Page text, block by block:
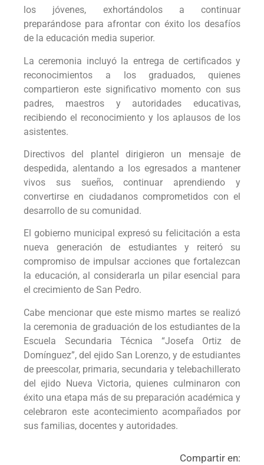
los jóvenes, exhortándolos a continuar
preparándose para afrontar con éxito los desafíos
de la educación media superior.
La ceremonia incluyó la entrega de certificados y
reconocimientos a los graduados, quienes
compartieron este significativo momento con sus
padres, maestros y autoridades educativas,
recibiendo el reconocimiento y los aplausos de los
asistentes.
Directivos del plantel dirigieron un mensaje de
despedida, alentando a los egresados a mantener
vivos sus sueños, continuar aprendiendo y
convertirse en ciudadanos comprometidos con el
desarrollo de su comunidad.
El gobierno municipal expresó su felicitación a esta
nueva generación de estudiantes y reiteró su
compromiso de impulsar acciones que fortalezcan
la educación, al considerarla un pilar esencial para
el crecimiento de San Pedro.
Cabe mencionar que este mismo martes se realizó
la ceremonia de graduación de los estudiantes de la
Escuela Secundaria Técnica “Josefa Ortiz de
Domínguez”, del ejido San Lorenzo, y de estudiantes
de preescolar, primaria, secundaria y telebachillerato
del ejido Nueva Victoria, quienes culminaron con
éxito una etapa más de su preparación académica y
celebraron este acontecimiento acompañados por
sus familias, docentes y autoridades.
Compartir en: